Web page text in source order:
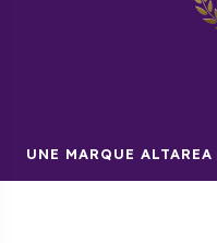
UNE MARQUE ALTAREA